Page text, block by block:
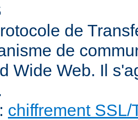
de
de
Wide Web. Il
chiffrement SSL/